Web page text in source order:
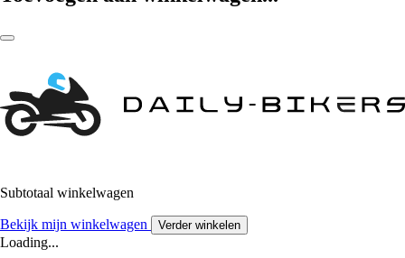
Subtotaal winkelwagen
Bekijk mijn winkelwagen Verder winkelen
Loading...